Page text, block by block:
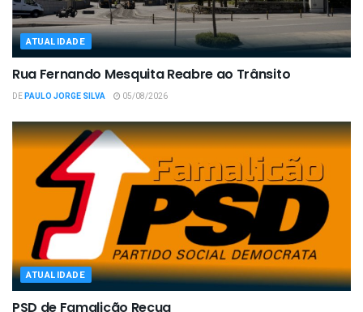
ATUALIDADE
Rua Fernando Mesquita Reabre ao Trânsito
DEPAULO JORGE SILVA 05/08/2026
ATUALIDADE
PSD de Famalicão Recua